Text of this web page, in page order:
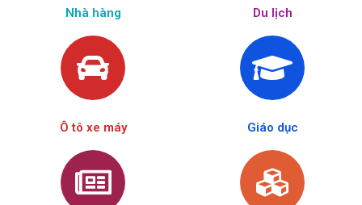
Nhà hàng Du lịch
Ô tô xe máy Giáo dục